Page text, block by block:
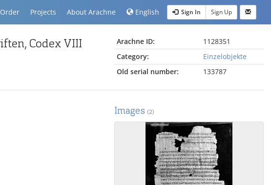
Order Projects About Arachne English Sign In Sign Up
Codex VIII Arachne ID:
1128351
Category:
Einzelobjekte
Old serial number:
133787
Images (2)